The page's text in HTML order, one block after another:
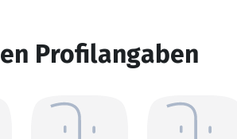
Profilangaben